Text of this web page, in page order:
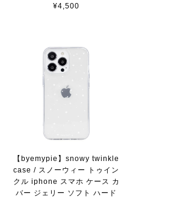
¥4,500
【byemypie】snowy twinkle
case / スノーウィー トゥイン
クル iphone スマホ ケース カ
バー ジェリー ソフト ハード